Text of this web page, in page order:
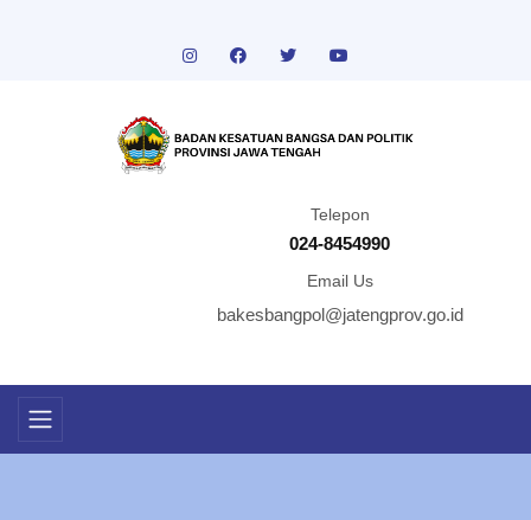
Telepon
024-8454990
Email Us
bakesbangpol@jatengprov.go.id